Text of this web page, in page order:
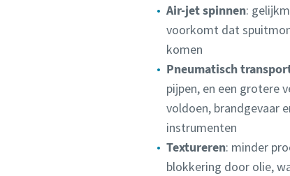
Air-jet spinnen:
voorkomt dat
komen
Pneumatisch
pijpen, en een grotere
voldoen, brandgevaar
instrumenten
Textureren: minder
blokkering door olie,